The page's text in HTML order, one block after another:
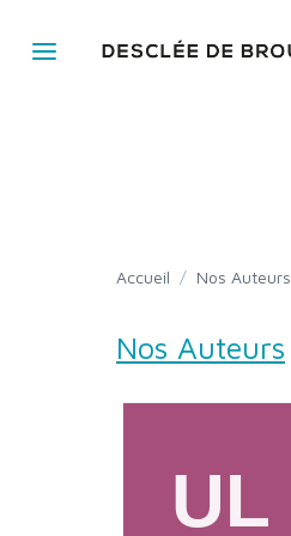
Accueil / Nos Auteurs
Nos Auteurs